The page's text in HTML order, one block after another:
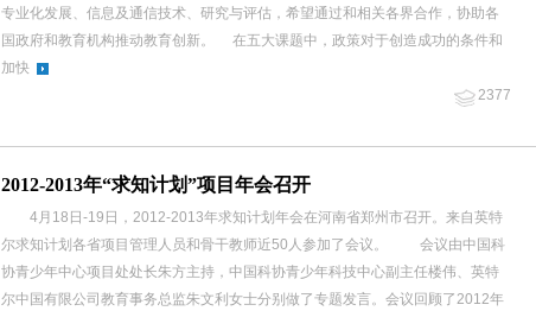
专业化发展、信息及通信技术、研究与评估，希望通过和相关各界合作，协助各
国政府和教育机构推动教育创新。 在五大课题中，政策对于创造成功的条件和
加快
2377
2012-2013年“求知计划”项目年会召开
4月18日-19日，2012-2013年求知计划年会在河南省郑州市召开。来自英特
尔求知计划各省项目管理人员和骨干教师近50人参加了会议。 会议由中国科
协青少年中心项目处处长朱方主持，中国科协青少年科技中心副主任楼伟、英特
尔中国有限公司教育事务总监朱文利女士分别做了专题发言。会议回顾了2012年